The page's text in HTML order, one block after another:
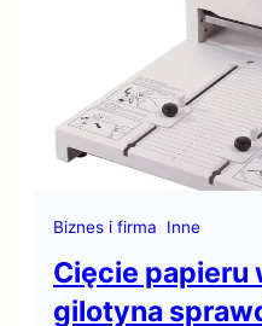
Biznes i firma Inne
Cięcie papieru
gilotyna